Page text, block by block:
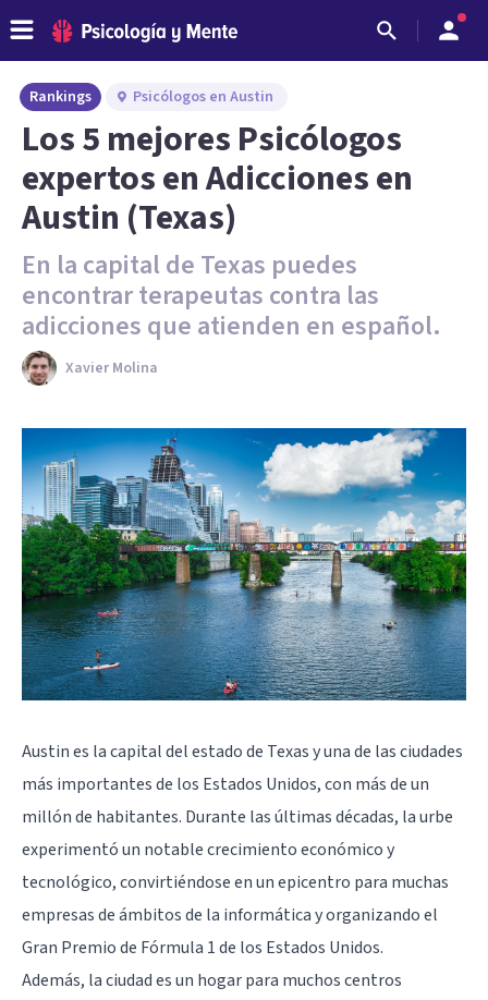
Rankings Psicólogos en Austin
Los 5 mejores Psicólogos
expertos en Adicciones en
Austin (Texas)
En la capital de Texas puedes
encontrar terapeutas contra las
adicciones que atienden en español.
Xavier Molina
Austin es la capital del estado de Texas y una de las ciudades
más importantes de los Estados Unidos, con más de un
millón de habitantes. Durante las últimas décadas, la urbe
experimentó un notable crecimiento económico y
tecnológico, convirtiéndose en un epicentro para muchas
empresas de ámbitos de la informática y organizando el
Gran Premio de Fórmula 1 de los Estados Unidos.
Además, la ciudad es un hogar para muchos centros